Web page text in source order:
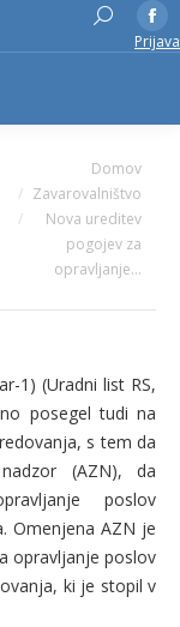
Search:
Prijava
You are here:Domov
Zavarovalništvo
Nova ureditev
pogojev za
opravljanje…
1) (Uradni list RS,
posegel tudi na
s tem da
(AZN), da
poslov
Omenjena AZN je
opravljanje poslov
ki je stopil v